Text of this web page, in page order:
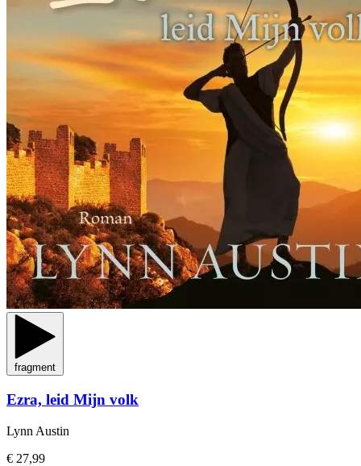
fragment
Ezra, leid Mijn volk
Lynn Austin
€ 27,99